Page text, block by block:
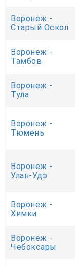
Воронеж -
Старый Оскол
Воронеж -
Тамбов
Воронеж -
Тула
Воронеж -
Тюмень
Воронеж -
Улан-Удэ
Воронеж -
Химки
Воронеж -
Чебоксары